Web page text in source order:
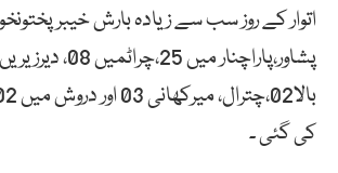
اتوار کے روز سب سے زیادہ بارش
کی گئی ۔